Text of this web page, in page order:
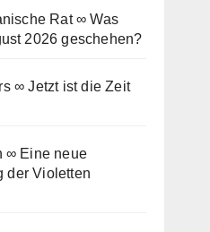
Rat ∞ Was
2026 geschehen?
∞ Jetzt ist die Zeit
∞ Eine neue
der Violetten